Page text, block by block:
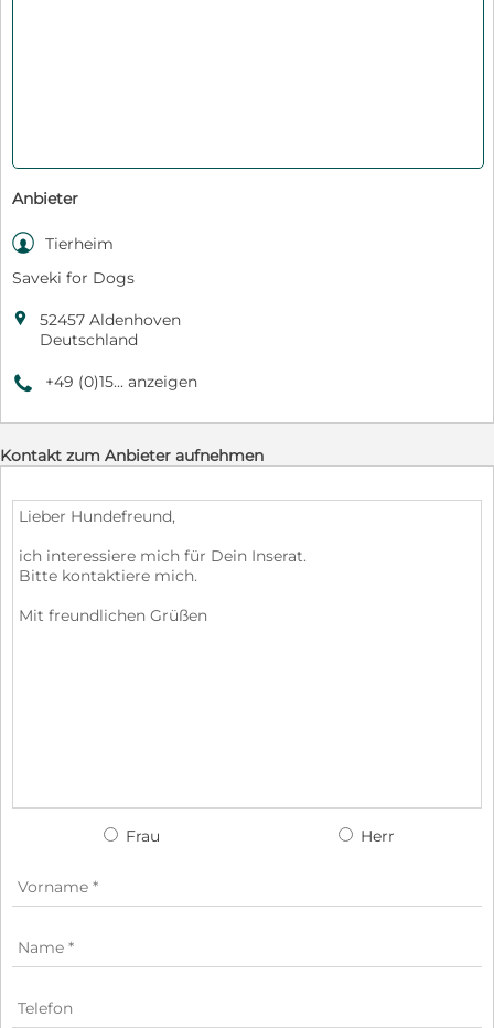
Anbieter
 Tierheim
Saveki for Dogs

52457 Aldenhoven
Deutschland
9 +49 (0)15... anzeigen
Kontakt zum Anbieter aufnehmen
Frau Herr